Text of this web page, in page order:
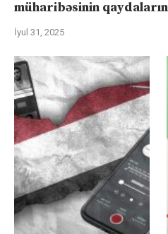
müharibəsinin
İyul 31, 2025